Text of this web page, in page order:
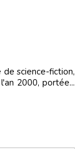
science-fiction,
2000, portée...